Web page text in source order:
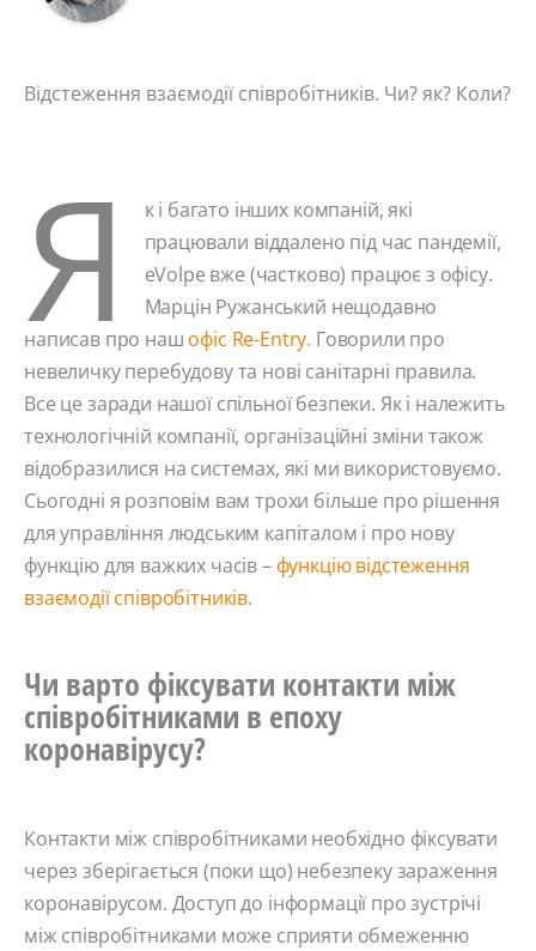
Відстеження взаємодії співробітників. Чи? як? Коли?
Я
к і багато інших компаній, які
працювали віддалено під час пандемії,
eVolpe вже (частково) працює з офісу.
Марцін Ружанський нещодавно
написав про наш офіс Re-Entry. Говорили про
невеличку перебудову та нові санітарні правила.
Все це заради нашої спільної безпеки. Як і належить
технологічній компанії, організаційні зміни також
відобразилися на системах, які ми використовуємо.
Сьогодні я розповім вам трохи більше про рішення
для управління людським капіталом і про нову
функцію для важких часів –функцію відстеження
взаємодії співробітників.
Чи варто фіксувати контакти між
співробітниками в епоху
коронавірусу?
Контакти між співробітниками необхідно фіксувати
через зберігається (поки що) небезпеку зараження
коронавірусом. Доступ до інформації про зустрічі
між співробітниками може сприяти обмеженню